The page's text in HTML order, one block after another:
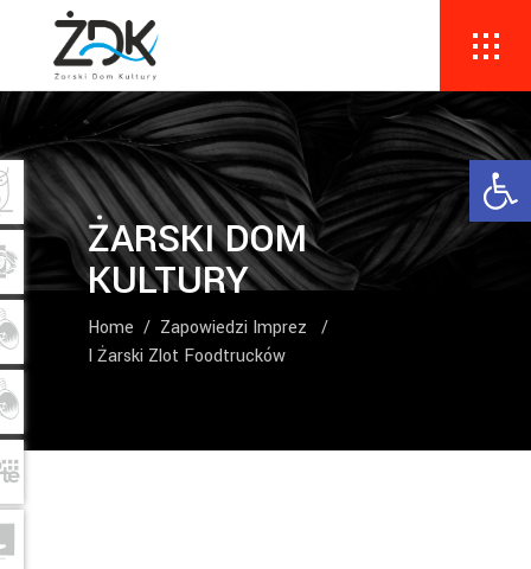
ŻARSKI DOM
KULTURY
Home / Zapowiedzi Imprez
/
I Żarski Zlot Foodtrucków